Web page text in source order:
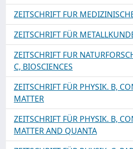
ZEITSCHRIFT FUR
ZEITSCHRIFT FÜR
ZEITSCHRIFT FUR
C, BIOSCIENCES
ZEITSCHRIFT FÜR PHYSIK. B,
MATTER
ZEITSCHRIFT FÜR PHYSIK. B,
MATTER AND QUANTA